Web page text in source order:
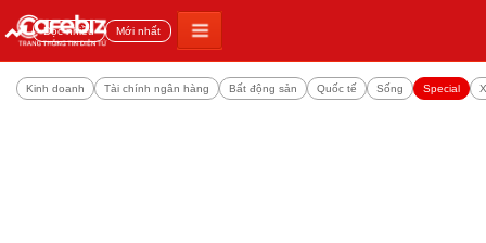
Đọc nhiều Mới nhất
Kinh doanh Tài chính ngân hàng Bất động sản Quốc tế Sống Special